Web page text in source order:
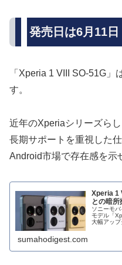
発売日は6月11日
「Xperia 1 VIII SO-51G
す。
近年のXperiaシリーズら
長期サポートを重視した
Android市場で存在感を示
Xperia 1
との暗
ソニーモ
モデル「
大幅アップ
sumahodigest.com